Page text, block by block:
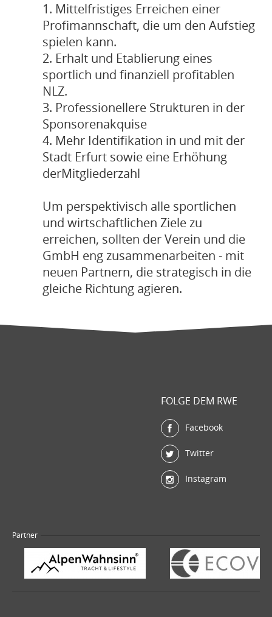
1. Mittelfristiges Erreichen einer
Profimannschaft, die um den Aufstieg
spielen kann.
2. Erhalt und Etablierung eines
sportlich und finanziell profitablen
NLZ.
3. Professionellere Strukturen in der
Sponsorenakquise
4. Mehr Identifikation in und mit der
Stadt Erfurt sowie eine Erhöhung
derMitgliederzahl
Um perspektivisch alle sportlichen
und wirtschaftlichen Ziele zu
erreichen, sollten der Verein und die
GmbH eng zusammenarbeiten - mit
neuen Partnern, die strategisch in die
gleiche Richtung agieren.
FOLGE DEM RWE
Facebook
Twitter
Instagram
Partner